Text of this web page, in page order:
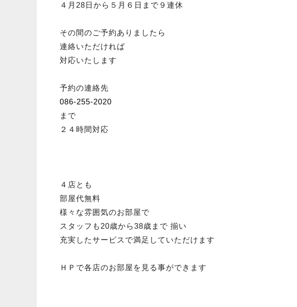
４月28日から５月６日まで９連休
その間のご予約ありましたら
連絡いただければ
対応いたします
予約の連絡先
086-255-2020
まで
２４時間対応
４店とも
部屋代無料
様々な雰囲気のお部屋で
スタッフも20歳から38歳まで 揃い
充実したサービスで満足していただけます
ＨＰで各店のお部屋を見る事ができます